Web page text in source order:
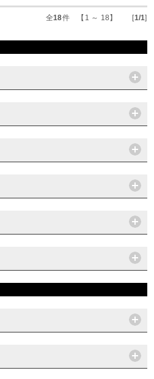
全18件 【1 ～ 18】 [1/1]